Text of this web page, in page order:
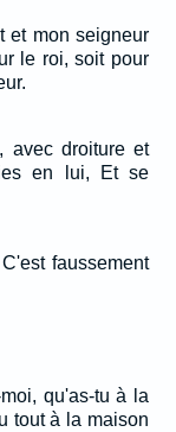
et mon seigneur
le roi, soit pour
avec droiture et
en lui, Et se
faussement
qu'as-tu à la
tout à la maison